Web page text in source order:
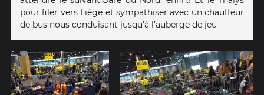
pour filer vers Liège et sympathiser avec un chauffeur
de bus nous conduisant jusqu’à l’auberge de jeu